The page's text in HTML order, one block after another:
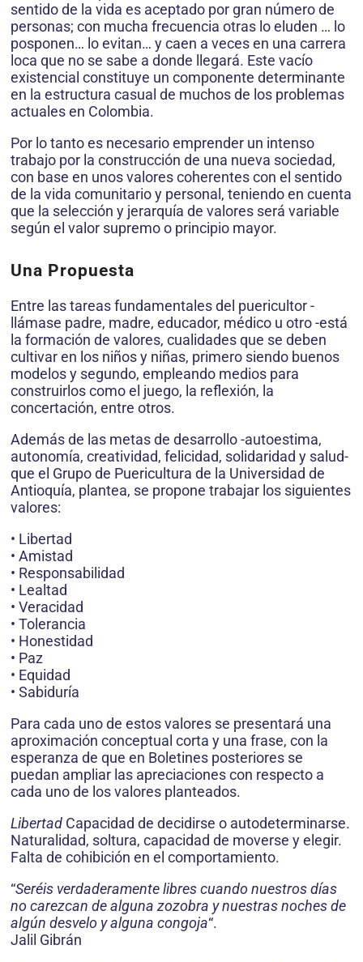
sentido de la vida es aceptado por gran número de
personas; con mucha frecuencia otras lo eluden … lo
posponen… lo evitan… y caen a veces en una carrera
loca que no se sabe a donde llegará. Este vacío
existencial constituye un componente determinante
en la estructura casual de muchos de los problemas
actuales en Colombia.
Por lo tanto es necesario emprender un intenso
trabajo por la construcción de una nueva sociedad,
con base en unos valores coherentes con el sentido
de la vida comunitario y personal, teniendo en cuenta
que la selección y jerarquía de valores será variable
según el valor supremo o principio mayor.
Una Propuesta
Entre las tareas fundamentales del puericultor -
llámase padre, madre, educador, médico u otro -está
la formación de valores, cualidades que se deben
cultivar en los niños y niñas, primero siendo buenos
modelos y segundo, empleando medios para
construirlos como el juego, la reflexión, la
concertación, entre otros.
Además de las metas de desarrollo -autoestima,
autonomía, creatividad, felicidad, solidaridad y salud-
que el Grupo de Puericultura de la Universidad de
Antioquía, plantea, se propone trabajar los siguientes
valores:
• Libertad
• Amistad
• Responsabilidad
• Lealtad
• Veracidad
• Tolerancia
• Honestidad
• Paz
• Equidad
• Sabiduría
Para cada uno de estos valores se presentará una
aproximación conceptual corta y una frase, con la
esperanza de que en Boletines posteriores se
puedan ampliar las apreciaciones con respecto a
cada uno de los valores planteados.
Libertad Capacidad de decidirse o autodeterminarse.
Naturalidad, soltura, capacidad de moverse y elegir.
Falta de cohibición en el comportamiento.
“Seréis verdaderamente libres cuando nuestros días
no carezcan de alguna zozobra y nuestras noches de
algún desvelo y alguna congoja“.
Jalil Gibrán